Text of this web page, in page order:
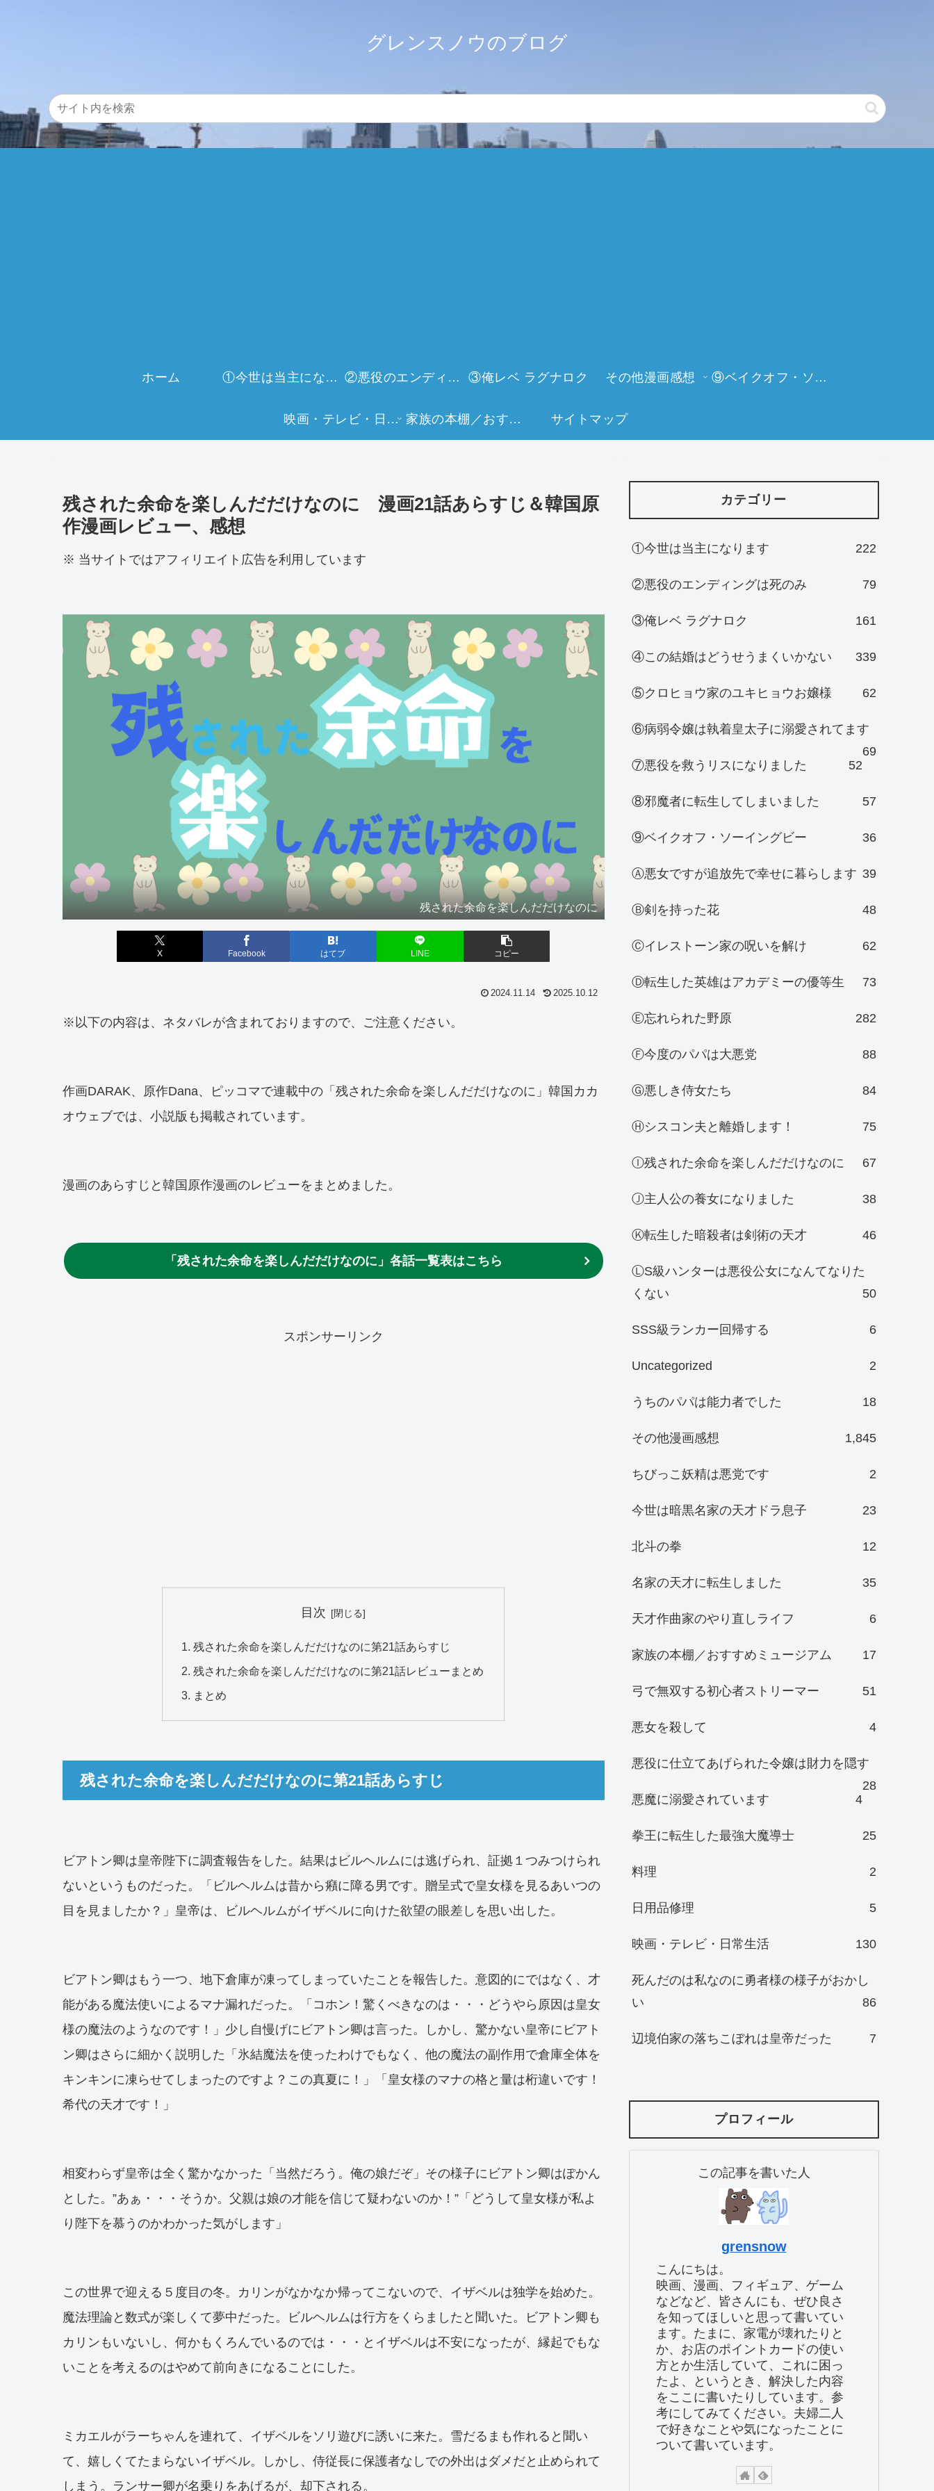
グレンスノウのブログ
ホーム ①今世は当主になります ②悪役のエンディングは死のみ ③俺レベ ラグナロク その他漫画感想 ⑨ベイクオフ・ソーイングビー
映画・テレビ・日常生活 家族の本棚／おすすめミュージアム サイトマップ
残された余命を楽しんだだけなのに 漫画21話あらすじ＆韓国原
作漫画レビュー、感想
※ 当サイトではアフィリエイト広告を利用しています
残された余命を楽しんだだけなのに
X Facebook はてブ LINE コピー
2024.11.14 2025.10.12
※以下の内容は、ネタバレが含まれておりますので、ご注意ください。
作画DARAK、原作Dana、ピッコマで連載中の「残された余命を楽しんだだけなのに」韓国カカ
オウェブでは、小説版も掲載されています。
漫画のあらすじと韓国原作漫画のレビューをまとめました。
「残された余命を楽しんだだけなのに」各話一覧表はこちら
スポンサーリンク
目次
残された余命を楽しんだだけなのに第21話あらすじ
残された余命を楽しんだだけなのに第21話レビューまとめ
まとめ
残された余命を楽しんだだけなのに第21話あらすじ
ビアトン卿は皇帝陛下に調査報告をした。結果はビルヘルムには逃げられ、証拠１つみつけられ
ないというものだった。「ビルヘルムは昔から癪に障る男です。贈呈式で皇女様を見るあいつの
目を見ましたか？」皇帝は、ビルヘルムがイザベルに向けた欲望の眼差しを思い出した。
ビアトン卿はもう一つ、地下倉庫が凍ってしまっていたことを報告した。意図的にではなく、才
能がある魔法使いによるマナ漏れだった。「コホン！驚くべきなのは・・・どうやら原因は皇女
様の魔法のようなのです！」少し自慢げにビアトン卿は言った。しかし、驚かない皇帝にビアト
ン卿はさらに細かく説明した「氷結魔法を使ったわけでもなく、他の魔法の副作用で倉庫全体を
キンキンに凍らせてしまったのですよ？この真夏に！」「皇女様のマナの格と量は桁違いです！
希代の天才です！」
相変わらず皇帝は全く驚かなかった「当然だろう。俺の娘だぞ」その様子にビアトン卿はぽかん
とした。”あぁ・・・そうか。父親は娘の才能を信じて疑わないのか！”「どうして皇女様が私よ
り陛下を慕うのかわかった気がします」
この世界で迎える５度目の冬。カリンがなかなか帰ってこないので、イザベルは独学を始めた。
魔法理論と数式が楽しくて夢中だった。ビルヘルムは行方をくらましたと聞いた。ビアトン卿も
カリンもいないし、何かもくろんでいるのでは・・・とイザベルは不安になったが、縁起でもな
いことを考えるのはやめて前向きになることにした。
ミカエルがラーちゃんを連れて、イザベルをソリ遊びに誘いに来た。雪だるまも作れると聞い
て、嬉しくてたまらないイザベル。しかし、侍従長に保護者なしでの外出はダメだと止められて
しまう。ランサー卿が名乗りをあげるが、却下される。
カテゴリー
①今世は当主になります 222
②悪役のエンディングは死のみ 79
③俺レベ ラグナロク 161
④この結婚はどうせうまくいかない 339
⑤クロヒョウ家のユキヒョウお嬢様 62
⑥病弱令嬢は執着皇太子に溺愛されてます
69
⑦悪役を救うリスになりました
52
⑧邪魔者に転生してしまいました 57
⑨ベイクオフ・ソーイングビー 36
Ⓐ悪女ですが追放先で幸せに暮らします 39
Ⓑ剣を持った花 48
Ⓒイレストーン家の呪いを解け 62
Ⓓ転生した英雄はアカデミーの優等生 73
Ⓔ忘れられた野原 282
Ⓕ今度のパパは大悪党 88
Ⓖ悪しき侍女たち 84
Ⓗシスコン夫と離婚します！ 75
Ⓘ残された余命を楽しんだだけなのに 67
Ⓙ主人公の養女になりました 38
Ⓚ転生した暗殺者は剣術の天才 46
ⓁS級ハンターは悪役公女になんてなりた
くない
50
SSS級ランカー回帰する 6
Uncategorized 2
うちのパパは能力者でした 18
その他漫画感想 1,845
ちびっこ妖精は悪党です 2
今世は暗黒名家の天才ドラ息子 23
北斗の拳 12
名家の天才に転生しました 35
天才作曲家のやり直しライフ 6
家族の本棚／おすすめミュージアム 17
弓で無双する初心者ストリーマー 51
悪女を殺して 4
悪役に仕立てあげられた令嬢は財力を隠す
28
悪魔に溺愛されています
4
拳王に転生した最強大魔導士 25
料理 2
日用品修理 5
映画・テレビ・日常生活 130
死んだのは私なのに勇者様の様子がおかし
い
86
辺境伯家の落ちこぼれは皇帝だった 7
プロフィール
この記事を書いた人
grensnow
こんにちは。
映画、漫画、フィギュア、ゲーム
などなど、皆さんにも、ぜひ良さ
を知ってほしいと思って書いてい
ます。たまに、家電が壊れたりと
か、お店のポイントカードの使い
方とか生活していて、これに困っ
たよ、というとき、解決した内容
をここに書いたりしています。参
考にしてみてください。夫婦二人
で好きなことや気になったことに
ついて書いています。